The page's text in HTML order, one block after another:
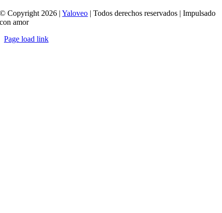
© Copyright 2026 |Yaloveo | Todos derechos reservados | Impulsado
con amor
Page load link